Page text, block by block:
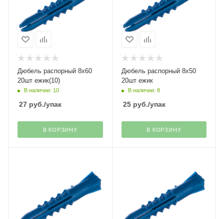
Дюбель распорный 8х60
20шт ежик(10)
В наличии: 10
27 руб./упак
В КОРЗИНУ
Дюбель распорный 8х50
20шт ежик
В наличии: 8
25руб./упак
В КОРЗИНУ